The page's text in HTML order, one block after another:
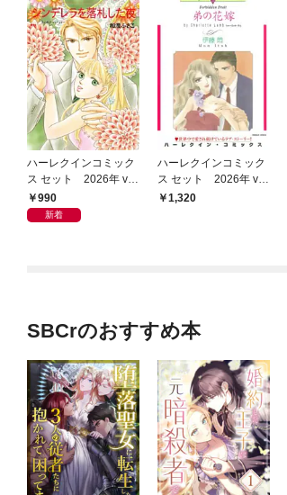
ハーレクインコミック
ス セット 2026年 vo
l.948
990
新着
ハーレクインコミック
ス セット 2026年 vo
l.864
1,320
SBCrのおすすめ本